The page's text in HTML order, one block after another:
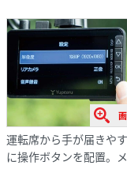
運転席から手が届きや
に操作ボタンを配置。